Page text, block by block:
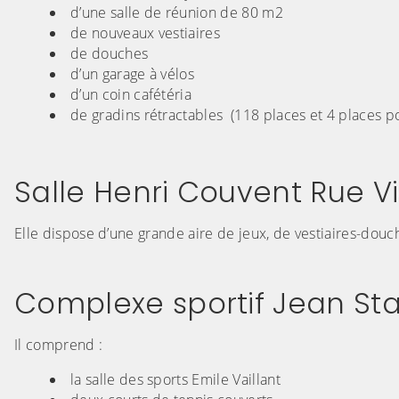
d’une salle de réunion de 80 m2
de nouveaux vestiaires
de douches
d’un garage à vélos
d’un coin cafétéria
de gradins rétractables (118 places et 4 places
Salle Henri Couvent Rue
Elle dispose d’une grande aire de jeux, de vestiaires-
Complexe sportif Jean
Il comprend :
la salle des sports Emile Vaillant